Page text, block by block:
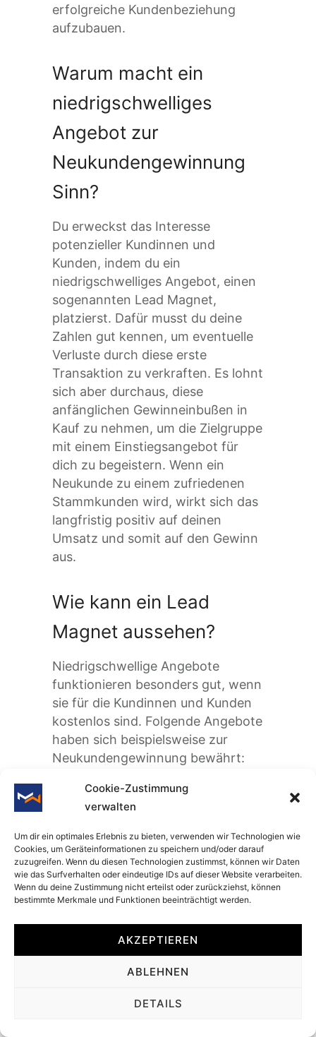
Cookie-Zustimmung
verwalten
Um dir ein optimales Erlebnis zu bieten, verwenden wir Technologien wie
Cookies, um Geräteinformationen zu speichern und/oder darauf
zuzugreifen. Wenn du diesen Technologien zustimmst, können wir Daten
wie das Surfverhalten oder eindeutige IDs auf dieser Website verarbeiten.
Wenn du deine Zustimmung nicht erteilst oder zurückziehst, können
bestimmte Merkmale und Funktionen beeinträchtigt werden.
AKZEPTIEREN
ABLEHNEN
DETAILS
erfolgreiche Kundenbeziehung
aufzubauen.
Warum macht ein
niedrigschwelliges
Angebot zur
Neukundengewinnung
Sinn?
Du erweckst das Interesse
potenzieller Kundinnen und
Kunden, indem du ein
niedrigschwelliges Angebot, einen
sogenannten Lead Magnet,
platzierst. Dafür musst du deine
Zahlen gut kennen, um eventuelle
Verluste durch diese erste
Transaktion zu verkraften. Es lohnt
sich aber durchaus, diese
anfänglichen Gewinneinbußen in
Kauf zu nehmen, um die Zielgruppe
mit einem Einstiegsangebot für
dich zu begeistern. Wenn ein
Neukunde zu einem zufriedenen
Stammkunden wird, wirkt sich das
langfristig positiv auf deinen
Umsatz und somit auf den Gewinn
aus.
Wie kann ein Lead
Magnet aussehen?
Niedrigschwellige Angebote
funktionieren besonders gut, wenn
sie für die Kundinnen und Kunden
kostenlos sind. Folgende Angebote
haben sich beispielsweise zur
Neukundengewinnung bewährt:
Kostenloses Testangebot
Kostenlose Erstberatung
Testversion einer Software
Kostenloser Probemonat in
Oder auch ein Gratis-
Marketingstrategie